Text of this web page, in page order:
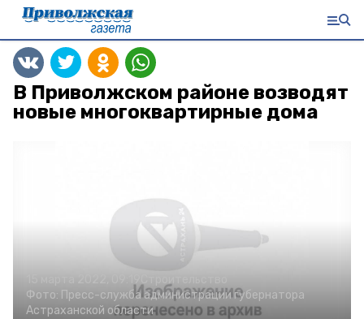
В Приволжском районе возводят
новые многоквартирные дома
Фото: Пресс-служба администрации губернатора
Астраханской области